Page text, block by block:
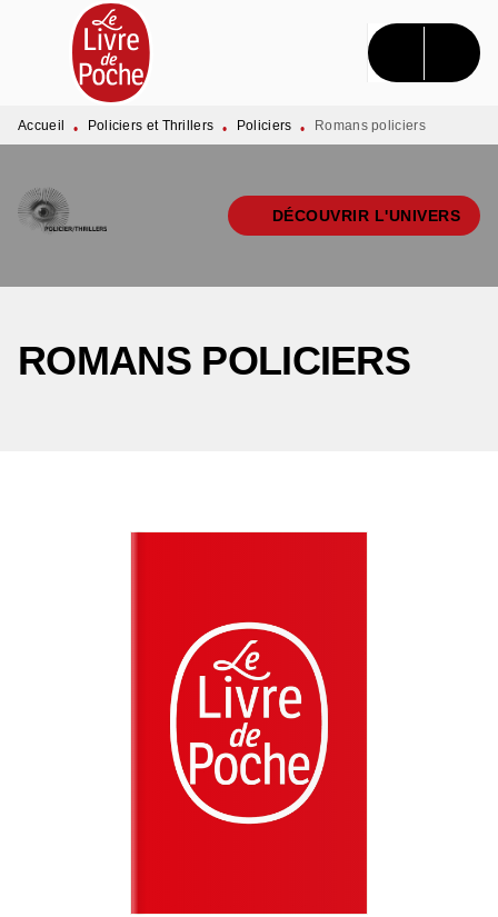
MENU RECHERCHE CONTENU
PIED DE PAGE
Accueil • Policiers et Thrillers • Policiers • Romans policiers
DÉCOUVRIR L'UNIVERS
ROMANS POLICIERS